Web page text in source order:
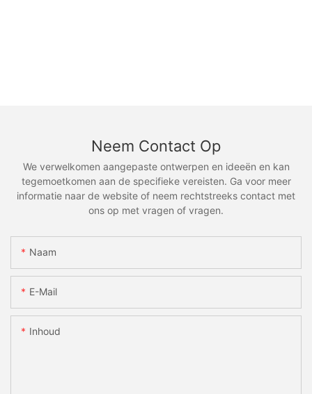
Neem Contact Op
We verwelkomen aangepaste ontwerpen en ideeën en kan
tegemoetkomen aan de specifieke vereisten. Ga voor meer
informatie naar de website of neem rechtstreeks contact met
ons op met vragen of vragen.
Naam
E-Mail
Inhoud